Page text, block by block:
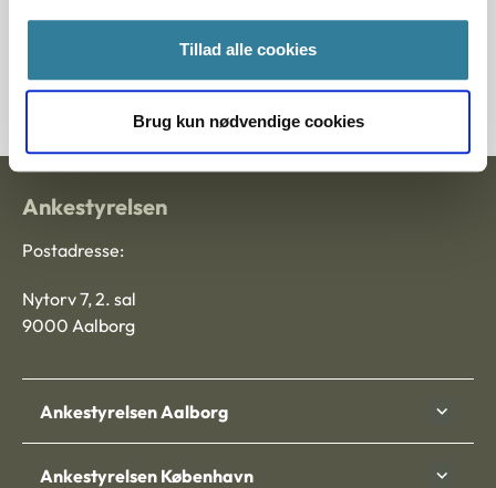
Tillad alle cookies
Brug kun nødvendige cookies
Journalnummer
3500203-09
Ankestyrelsen
Postadresse:
Nytorv 7, 2. sal
9000 Aalborg
Ankestyrelsen Aalborg
Ankestyrelsen København